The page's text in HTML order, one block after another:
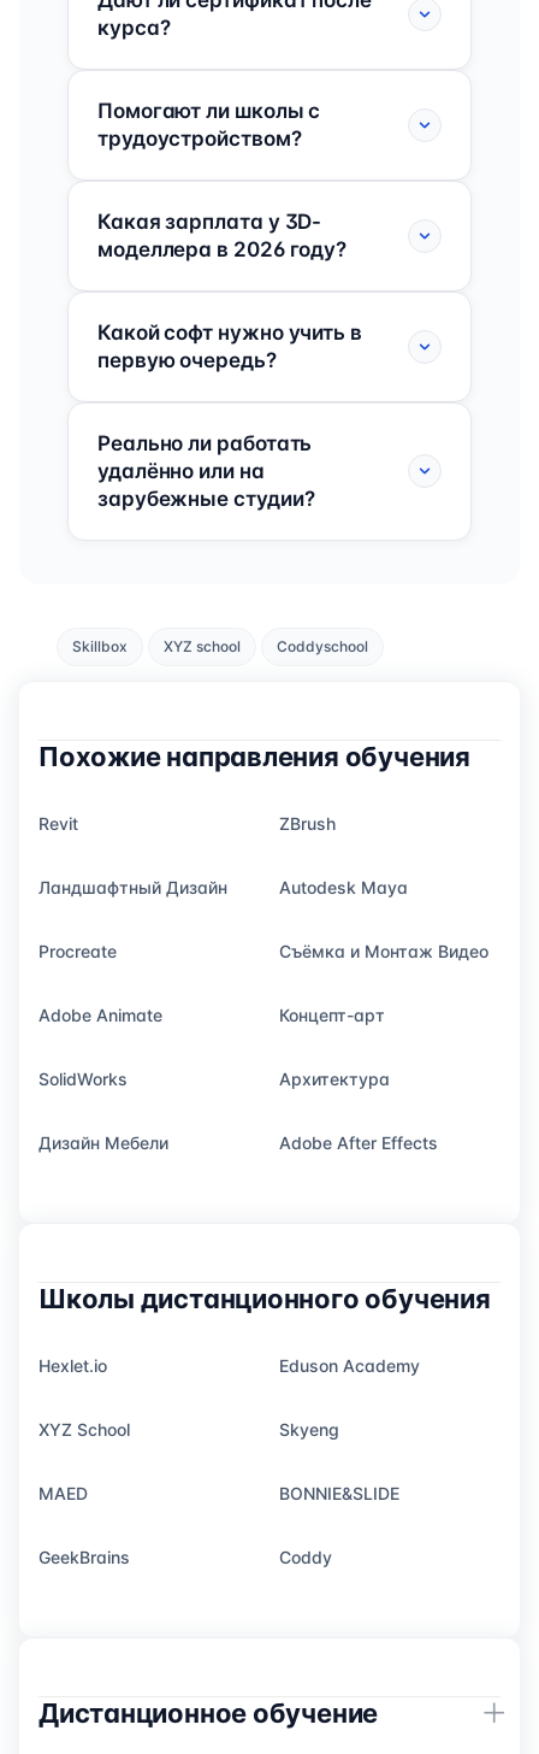
курса?
Помогают ли школы с
трудоустройством?
Какая зарплата у 3D-
моделлера в 2026 году?
Какой софт нужно учить в
первую очередь?
Реально ли работать
удалённо или на
зарубежные студии?
Skillbox XYZ school Coddyschool
Похожие направления обучения
Revit ZBrush
Ландшафтный Дизайн Autodesk Maya
Procreate Съёмка и Монтаж Видео
Adobe Animate Концепт-арт
SolidWorks Архитектура
Дизайн Мебели Adobe After Effects
Школы дистанционного обучения
Hexlet.io Eduson Academy
XYZ School Skyeng
MAED BONNIE&SLIDE
GeekBrains Coddy
Дистанционное обучение